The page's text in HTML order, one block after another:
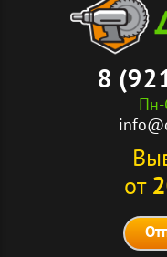
8
от